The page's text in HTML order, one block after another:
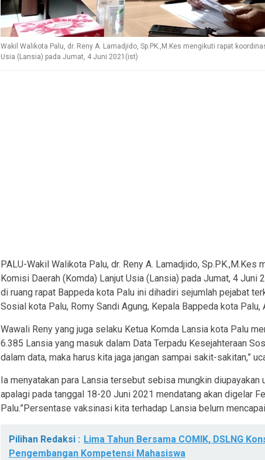
Wakil Walikota Palu, dr. Reny A. Lamadjido, Sp.PK.,M.Kes mengikuti rapat
Usia (Lansia) pada Jumat, 4 Juni 2021(ist)
PALU-Wakil Walikota Palu, dr. Reny A. Lamadjido, Sp.PK.,M.Kes
Komisi Daerah (Komda) Lanjut Usia (Lansia) pada Jumat, 4 Juni
di ruang rapat Bappeda kota Palu ini dihadiri sejumlah pejabat
Sosial kota Palu, Romy Sandi Agung, Kepala Bappeda kota Palu,
Wawali Reny yang juga selaku Ketua Komda Lansia kota Palu
6.385 Lansia yang masuk dalam Data Terpadu Kesejahteraan
dalam data, maka harus kita jaga jangan sampai sakit-sakitan,”
Ia menyatakan para Lansia tersebut sebisa mungkin
apalagi pada tanggal 18-20 Juni 2021 mendatang akan digelar
Palu.”Persentase vaksinasi kita terhadap Lansia belum
Pilihan Redaksi : Lima Tahun Bersama COMIK, DSLNG
Pengembangan Kompetensi Mahasiswa